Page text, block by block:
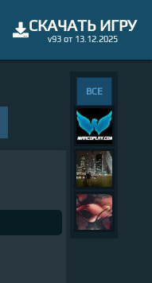
СКАЧАТЬ ИГРУ
v93 от 13.12.2025
ВСЕ